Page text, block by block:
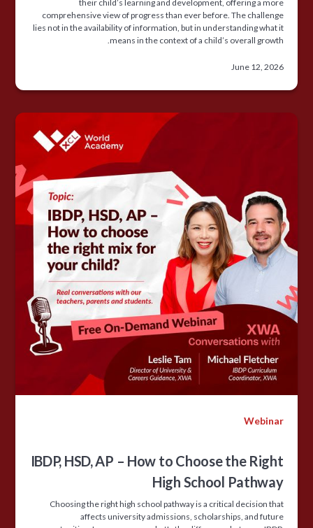
their child’s learning and development, offering a more
comprehensive view of progress than ever before. The challenge
lies not in the availability of information, but in understanding what it
means in the context of a child’s overall growth.
June 12, 2026
Webinar
IBDP, HSD, AP – How to Choose the Right
High School Pathway
Choosing the right high school pathway is a critical decision that
affects university admissions, scholarships, and future